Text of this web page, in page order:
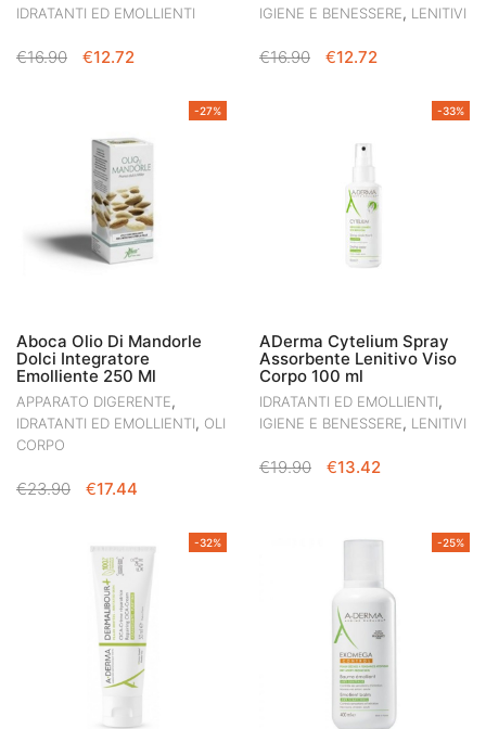
IDRATANTI ED EMOLLIENTI
€16.90
IL
€16.90.
€12.72
ATTUALE
€12.72.
IGIENE E BENESSERE, LENITIVI
€16.90
IL
€16.90.
€12.72
ATTUALE
-27%
Aboca Olio Di Mandorle
Dolci Integratore
Emolliente 250 Ml
APPARATO DIGERENTE,
IDRATANTI ED EMOLLIENTI, OLI
CORPO
€23.90
IL
ERA:
€23.90.
€17.44
ATTUALE
È:
-33%
ADerma Cytelium Spray
Assorbente Lenitivo Viso
Corpo 100 ml
IDRATANTI ED EMOLLIENTI,
IGIENE E BENESSERE, LENITIVI
€19.90
IL
ERA:
€13.42
€13.42.
-32% -25%